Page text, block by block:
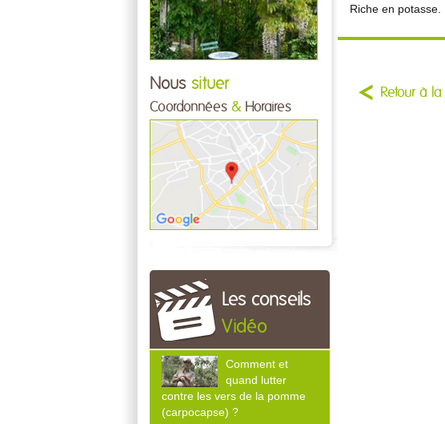
Nous situer
Coordonnées & Horaires
Les conseils
Vidéo
Comment et
quand lutter
contre les vers de la pomme
(carpocapse) ?
Riche en potasse.
Retour à